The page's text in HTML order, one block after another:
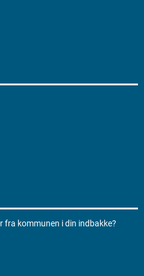
fra kommunen i din indbakke?